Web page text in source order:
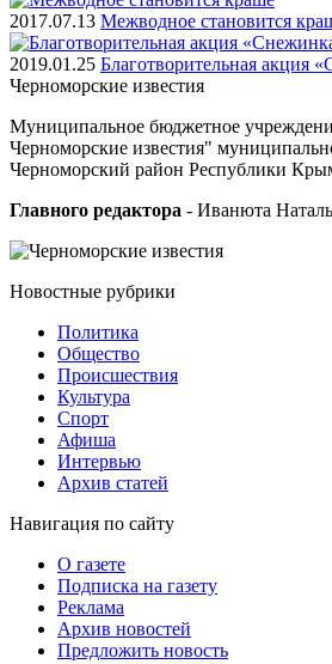
2017.07.13 Межводное становится
2019.01.25 Благотворительная акция
Черноморские известия
Муниципальное бюджетное
Черноморские известия"
Черноморский район Республики
Главного редактора - Иванюта
Новостные рубрики
Политика
Общество
Проиcшествия
Культура
Спорт
Афиша
Интервью
Архив статей
Навигация по сайту
О газете
Подписка на газету
Реклама
Архив новостей
Предложить новость